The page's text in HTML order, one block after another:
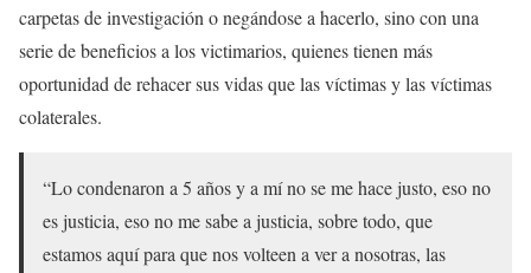
carpetas de investigación o negándose a hacerlo, sino con una
serie de beneficios a los victimarios, quienes tienen más
oportunidad de rehacer sus vidas que las víctimas y las víctimas
colaterales.
“Lo condenaron a 5 años y a mí no se me hace justo, eso no
es justicia, eso no me sabe a justicia, sobre todo, que
estamos aquí para que nos volteen a ver a nosotras, las